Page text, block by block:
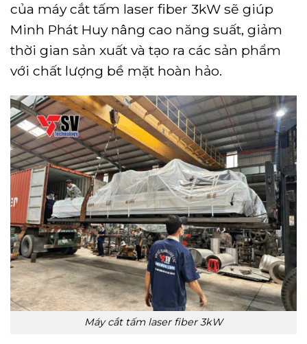
của máy cắt tấm laser fiber 3kW sẽ giúp
Minh Phát Huy nâng cao năng suất, giảm
thời gian sản xuất và tạo ra các sản phẩm
với chất lượng bề mặt hoàn hảo.
Máy cắt tấm laser fiber 3kW